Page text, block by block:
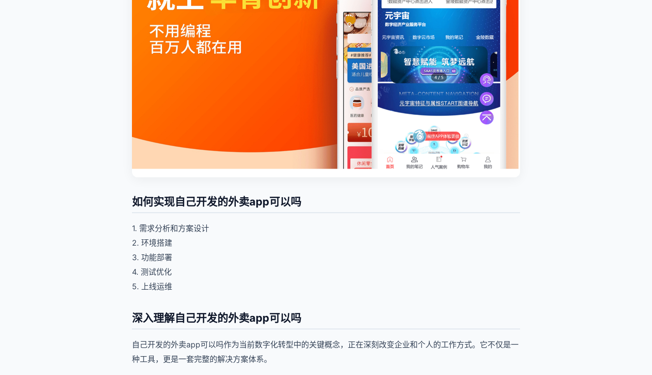
如何实现自己开发的外卖app可以吗
1. 需求分析和方案设计
2. 环境搭建
3. 功能部署
4. 测试优化
5. 上线运维
深入理解自己开发的外卖app可以吗
自己开发的外卖app可以吗作为当前数字化转型中的关键概念，正在深刻改变企业和个人的工作方式。它不仅是一
种工具，更是一套完整的解决方案体系。